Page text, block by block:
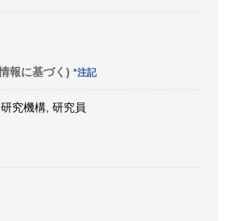
報に基づく) *注記
究機構, 研究員